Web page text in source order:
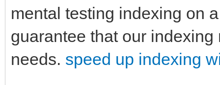
mental testing indexing on
guarantee that our
needs. speed up indexing